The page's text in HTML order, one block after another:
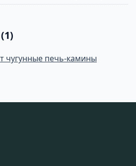
чугунные печь-камины